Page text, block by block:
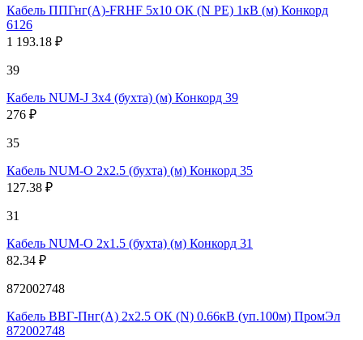
Кабель ППГнг(А)-FRHF 5х10 ОК (N PE) 1кВ (м) Конкорд
6126
1 193.18 ₽
39
Кабель NUM-J 3х4 (бухта) (м) Конкорд 39
276 ₽
35
Кабель NUM-O 2х2.5 (бухта) (м) Конкорд 35
127.38 ₽
31
Кабель NUM-O 2х1.5 (бухта) (м) Конкорд 31
82.34 ₽
872002748
Кабель ВВГ-Пнг(А) 2х2.5 ОК (N) 0.66кВ (уп.100м) ПромЭл
872002748